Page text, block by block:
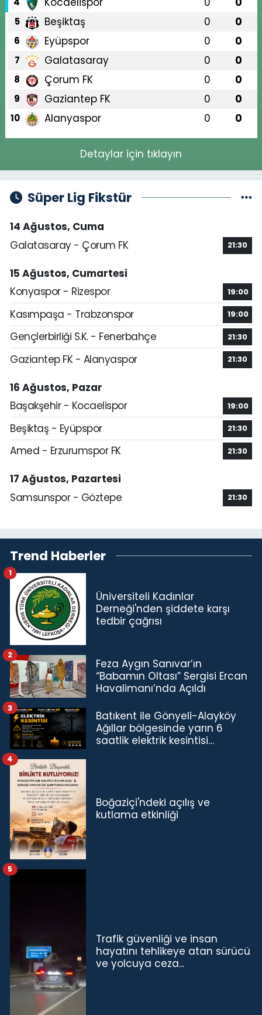
5 Beşiktaş 0 0
6 Eyüpspor 0 0
7 Galatasaray 0 0
8 Çorum FK 0 0
9 Gaziantep FK 0 0
10 Alanyaspor 0 0
Detaylar için tıklayın
Süper Lig Fikstür
14 Ağustos, Cuma
Galatasaray - Çorum FK
21:30
15 Ağustos, Cumartesi
Konyaspor - Rizespor
19:00
Kasımpaşa - Trabzonspor 19:00
Gençlerbirliği S.K. - Fenerbahçe 21:30
Gaziantep FK - Alanyaspor 21:30
16 Ağustos, Pazar
Başakşehir - Kocaelispor
19:00
Beşiktaş - Eyüpspor 21:30
Amed - Erzurumspor FK 21:30
17 Ağustos, Pazartesi
Samsunspor - Göztepe
21:30
Trend Haberler
Üniversiteli Kadınlar
Derneği'nden şiddete karşı
tedbir çağrısı
1
Feza Aygın Sanıvar’ın
“Babamın Oltası” Sergisi Ercan
Havalimanı’nda Açıldı
2
Batıkent ile Gönyeli-Alayköy
Ağıllar bölgesinde yarın 6
saatlik elektrik kesintisi…
3
Boğaziçi'ndeki açılış ve
kutlama etkinliği
4
Trafik güvenliği ve insan
hayatını tehlikeye atan sürücü
ve yolcuya ceza...
5